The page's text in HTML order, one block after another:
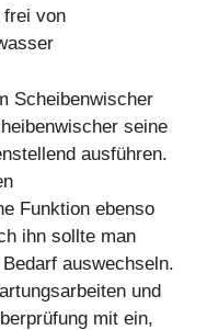
frei von
Scheibenwischer
seine
ausführen.
Funktion ebenso
ihn sollte man
auswechseln.
und
mit ein,